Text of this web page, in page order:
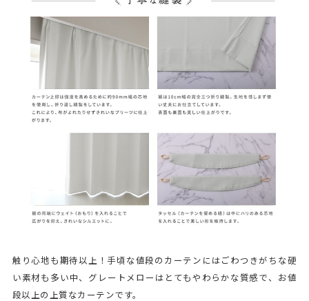
触り心地も期待以上！手頃な値段のカーテンにはごわつきがちな硬
い素材も多い中、グレートメローはとてもやわらかな質感で、お値
段以上の上質なカーテンです。